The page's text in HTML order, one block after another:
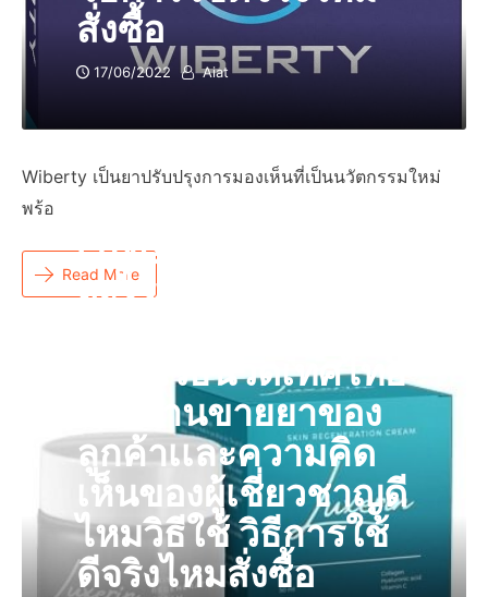
สั่งซื้อ
17/06/2022 Aiat
Wiberty เป็นยาปรับปรุงการมองเห็นที่เป็นนวัตกรรมใหม่
พร้อ
Read More
Luxerin คืออะไร
อะไรผลิตภัณฑ์ครีม
ที่ไหนวิธีนวดเทศไทย
หรือร้านขายยาของ
ลูกค้าเเละความคิด
เห็นของผู้เชี่ยวชาญดี
ไหมวิธีใช้ วิธีการใช้
ดีจริงไหมสั่งซื้อ